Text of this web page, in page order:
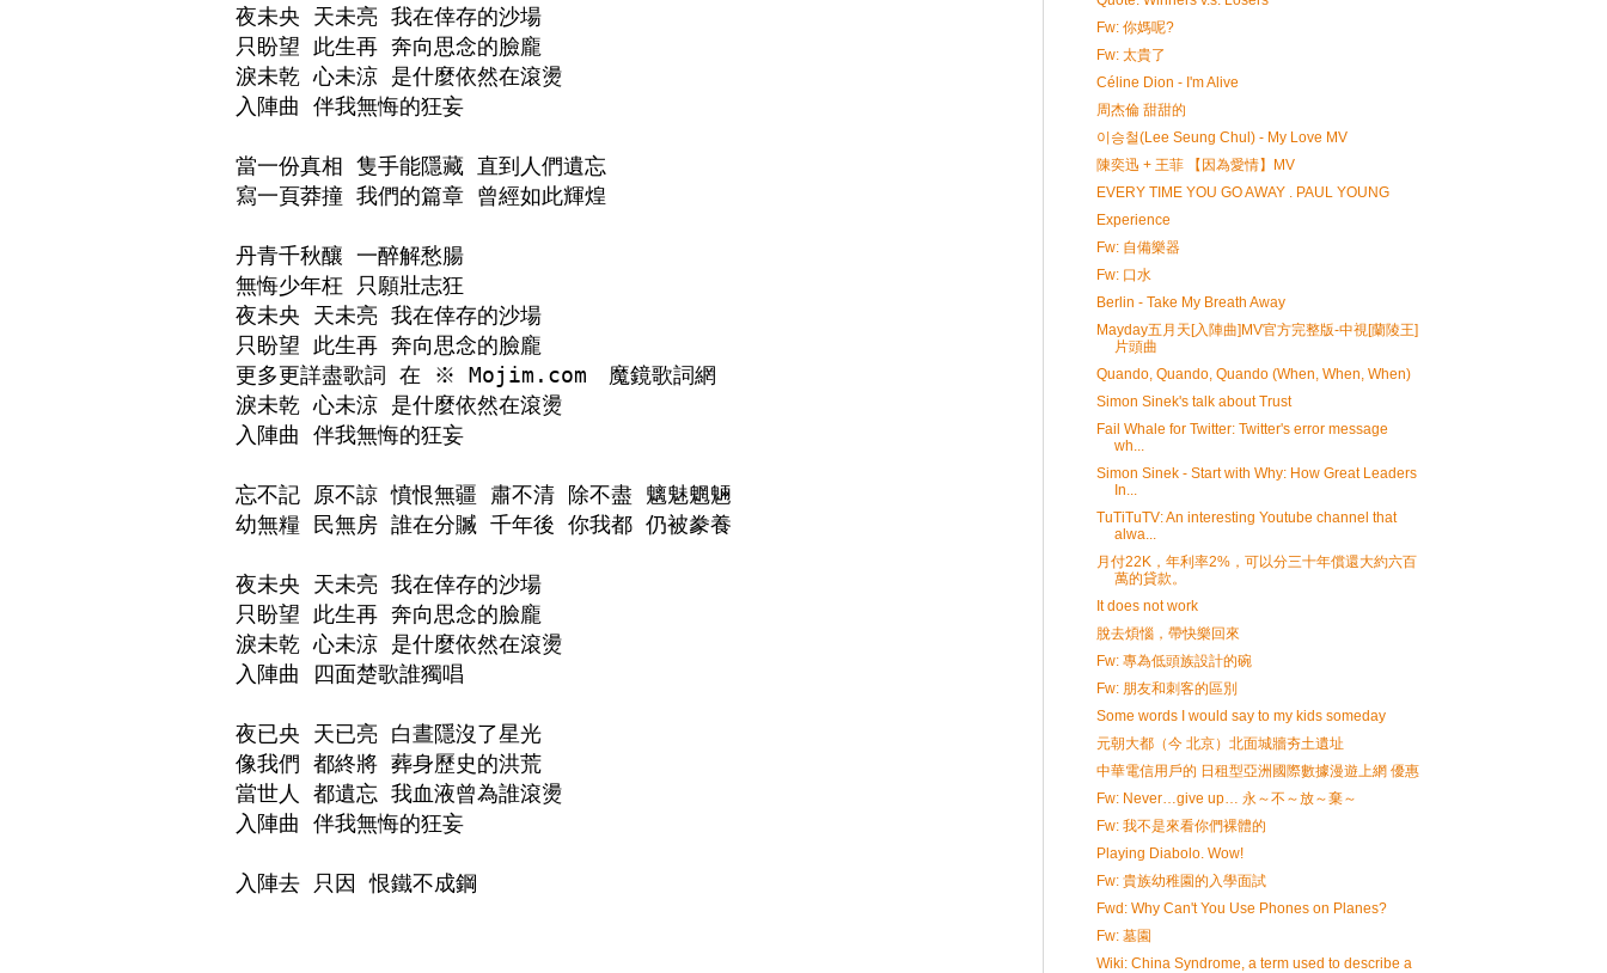
夜未央 天未亮 我在倖存的沙場
只盼望 此生再 奔向思念的臉龐
淚未乾 心未涼 是什麼依然在滾燙
入陣曲 伴我無悔的狂妄
當一份真相 隻手能隱藏 直到人們遺忘
寫一頁莽撞 我們的篇章 曾經如此輝煌
丹青千秋釀 一醉解愁腸
無悔少年枉 只願壯志狂
夜未央 天未亮 我在倖存的沙場
只盼望 此生再 奔向思念的臉龐
更多更詳盡歌詞 在 ※ Mojim.com　魔鏡歌詞網
淚未乾 心未涼 是什麼依然在滾燙
入陣曲 伴我無悔的狂妄
忘不記 原不諒 憤恨無疆 肅不清 除不盡 魑魅魍魎
幼無糧 民無房 誰在分贓 千年後 你我都 仍被豢養
夜未央 天未亮 我在倖存的沙場
只盼望 此生再 奔向思念的臉龐
淚未乾 心未涼 是什麼依然在滾燙
入陣曲 四面楚歌誰獨唱
夜已央 天已亮 白晝隱沒了星光
像我們 都終將 葬身歷史的洪荒
當世人 都遺忘 我血液曾為誰滾燙
入陣曲 伴我無悔的狂妄
Fw: 你媽呢?
Fw: 太貴了
Céline Dion - I'm Alive
周杰倫 甜甜的
이승철(Lee Seung Chul) - My Love MV
陳奕迅 + 王菲 【因為愛情】MV
EVERY TIME YOU GO AWAY . PAUL YOUNG
Experience
Fw: 自備樂器
Fw: 口水
Berlin - Take My Breath Away
Mayday五月天[入陣曲]MV官方完整版-中視[蘭陵王]
片頭曲
Quando, Quando, Quando (When, When, When)
Simon Sinek's talk about Trust
Fail Whale for Twitter: Twitter's error message
wh...
Simon Sinek - Start with Why: How Great Leaders
In...
TuTiTuTV: An interesting Youtube channel that
alwa...
月付22K，年利率2%，可以分三十年償還大約六百
萬的貸款。
It does not work
脫去煩惱，帶快樂回來
Fw: 專為低頭族設計的碗
Fw: 朋友和刺客的區別
Some words I would say to my kids someday
元朝大都（今 北京）北面城牆夯土遺址
中華電信用戶的 日租型亞洲國際數據漫遊上網 優惠
Fw: Never…give up… 永～不～放～棄～
Fw: 我不是來看你們裸體的
Playing Diabolo. Wow!
Fw: 貴族幼稚園的入學面試
Fwd: Why Can't You Use Phones on Planes?
Fw: 墓園
Wiki: China Syndrome, a term used to describe a